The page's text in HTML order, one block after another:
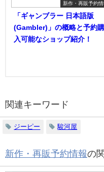
新作・再販予約情
「ギャンブラー 日本語版
(Gambler)」の概略と予約購
入可能なショップ紹介！
関連キーワード
ジーピー 駿河屋
新作・再販予約情報の